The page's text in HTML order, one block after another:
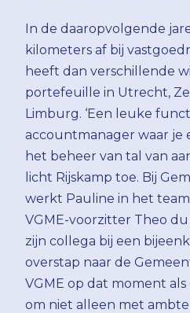
In de daaropvolgende
kilometers af bij
heeft dan verschillende
portefeuille in Utrecht,
Limburg. ‘Een leuke
accountmanager waar je
het beheer van tal van
licht Rijskamp toe. Bij
werkt Pauline in het
VGME-voorzitter Theo
zijn collega bij een
overstap naar de
VGME op dat moment
om niet alleen met